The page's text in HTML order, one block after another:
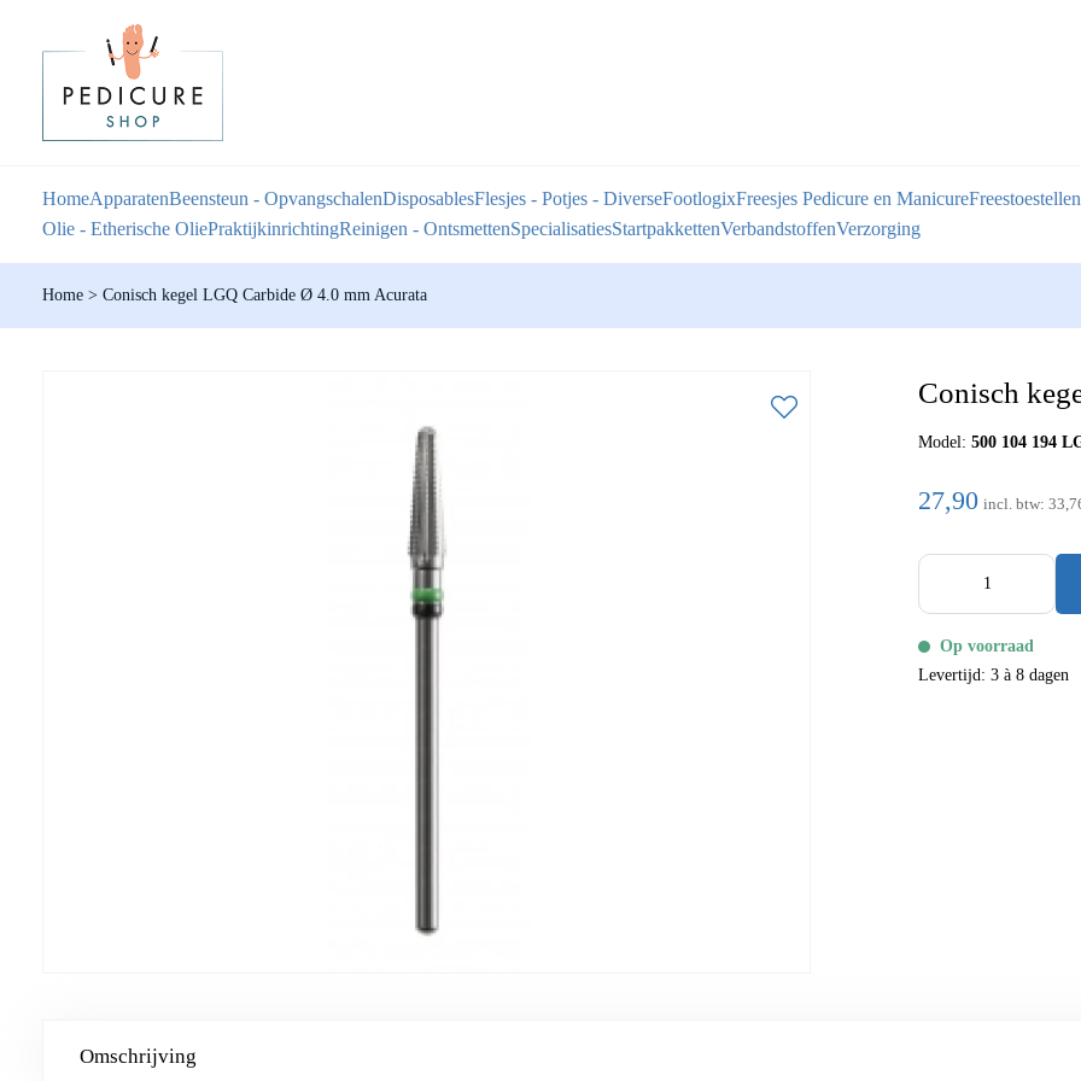
HomeApparatenBeensteun - OpvangschalenDisposablesFlesjes - Potjes - DiverseFootlogixFreesjes Pedicure en ManicureFreestoestellen
Olie - Etherische OliePraktijkinrichtingReinigen - OntsmettenSpecialisatiesStartpakkettenVerbandstoffenVerzorging
Home > Conisch kegel LGQ Carbide Ø 4.0 mm Acurata
Conisch
Model:500 104 194
27,90 incl. btw:
Op voorraad
Levertijd: 3 à 8 dagen
Omschrijving